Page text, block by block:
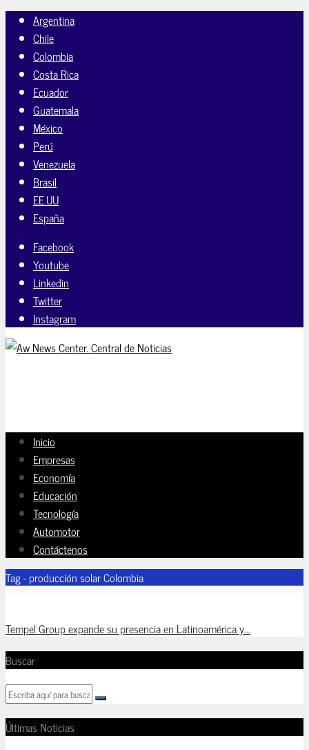
Argentina
Chile
Colombia
Costa Rica
Ecuador
Guatemala
México
Perú
Venezuela
Brasil
EE.UU
España
Facebook
Youtube
Linkedin
Twitter
Instagram
Inicio
Empresas
Economía
Educación
Tecnología
Automotor
Contáctenos
Tag - producción solar Colombia
Tempel Group expande su presencia en Latinoamérica y...
Buscar
Últimas Noticias